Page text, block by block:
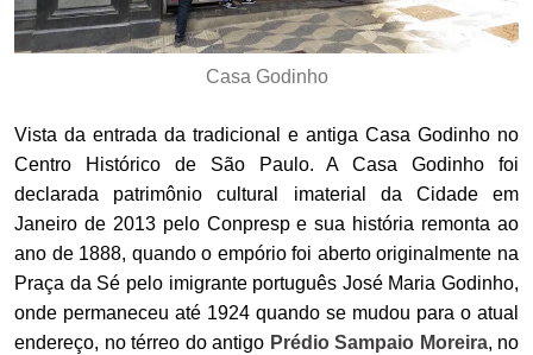
Casa Godinho
Vista da entrada da tradicional e antiga Casa Godinho no
Centro Histórico de São Paulo. A Casa Godinho foi
declarada patrimônio cultural imaterial da Cidade em
Janeiro de 2013 pelo Conpresp e sua história remonta ao
ano de 1888, quando o empório foi aberto originalmente na
Praça da Sé pelo imigrante português José Maria Godinho,
onde permaneceu até 1924 quando se mudou para o atual
endereço, no térreo do antigo Prédio Sampaio Moreira, no